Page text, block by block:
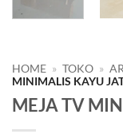
HOME » TOKO »
MINIMALIS KAYU
MEJA TV